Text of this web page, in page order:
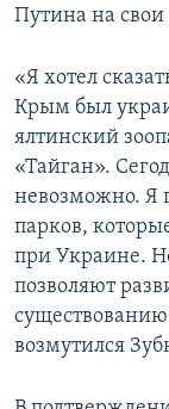
Путина на свои
«Я хотел
Крым был
ялтинский
«Тайган».
невозможно. Я
парков,
при Украине.
позволяют
возмутился